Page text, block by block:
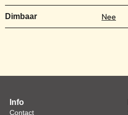
Dimbaar Nee
Info
Contact